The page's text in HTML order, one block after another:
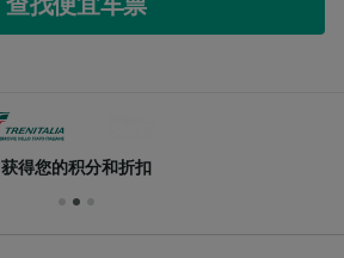
查找便宜车票
获得您的积分和折扣